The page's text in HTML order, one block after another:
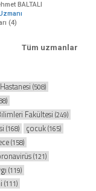
BALTALI
(4)
Tüm uzmanlar
(508)
Fakültesi (249)
(168) çocuk(165)
(158)
(121)
(119)
(111)